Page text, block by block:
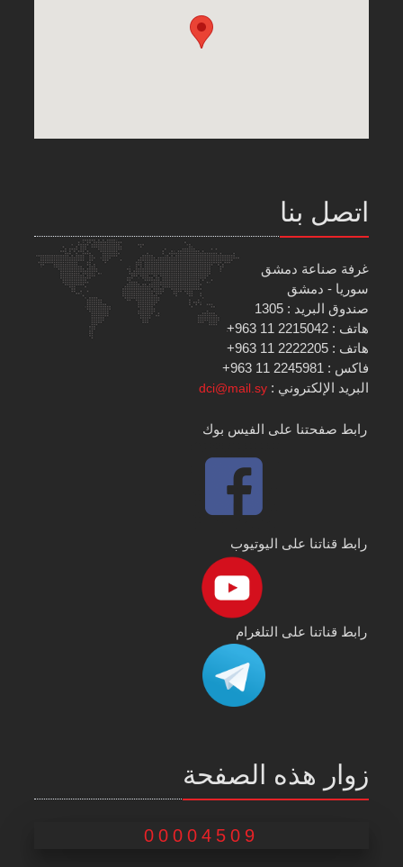
اتصل بنا
غرفة صناعة دمشق
سوريا - دمشق
صندوق البريد : 1305
هاتف : 2215042 11 963+
هاتف : 2222205 11 963+
فاكس : 2245981 11 963+
البريد الإلكتروني :dci@mail.sy
رابط صفحتنا على الفيس بوك
رابط قناتنا على اليوتيوب
رابط قناتنا على التلغرام
زوار هذه الصفحة
00004509